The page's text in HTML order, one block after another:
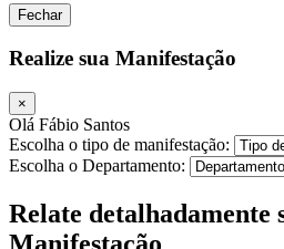
Fechar
Realize sua Manifestação
×
Olá Fábio Santos
Escolha o tipo de manifestação:
Escolha o Departamento:
Relate detalhadamente